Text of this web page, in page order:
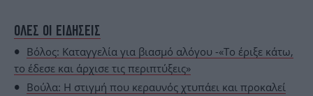
ΟΛΕΣ ΟΙ ΕΙΔΗΣΕΙΣ
Βόλος: Καταγγελία για βιασμό αλόγου -«Το έριξε κάτω,
το έδεσε και άρχισε τις περιπτύξεις»
Βούλα: Η στιγμή που κεραυνός χτυπάει και προκαλεί